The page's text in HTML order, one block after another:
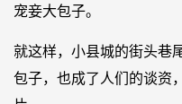
宠妾大包子。
就这样，小县城的街头巷
包子，也成了人们的谈资